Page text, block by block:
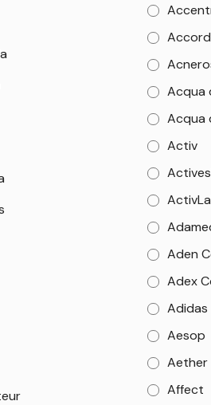
Accord
Acqua
Acqua
Activ
Aden
Adex
Adidas
Aesop
Aether
Affect